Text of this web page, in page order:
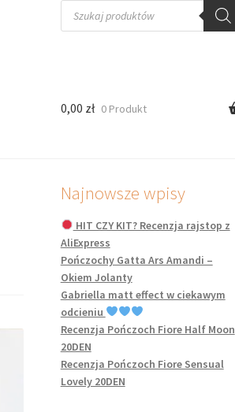
Wyszukiwarka
produktów
0,00 zł 0 Produkt
Najnowsze wpisy
HIT CZY KIT? Recenzja rajstop z
AliExpress
Pończochy Gatta Ars Amandi –
Okiem Jolanty
Gabriella matt effect w ciekawym
odcieniu
Recenzja Pończoch Fiore Half Moon
20DEN
Recenzja Pończoch Fiore Sensual
Lovely 20DEN